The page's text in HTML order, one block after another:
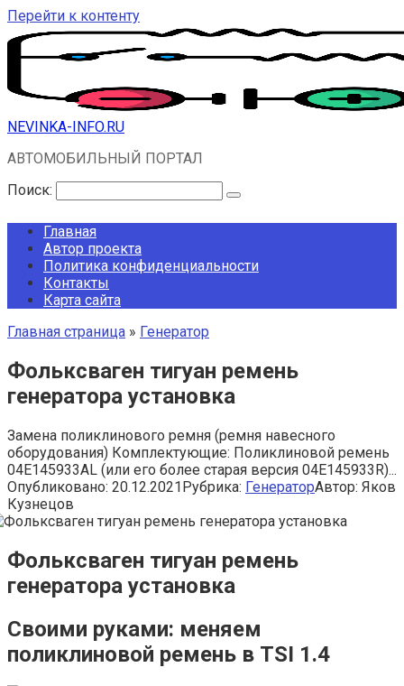
Перейти к контенту
NEVINKA-INFO.RU
АВТОМОБИЛЬНЫЙ ПОРТАЛ
Поиск:
Главная
Автор проекта
Политика конфиденциальности
Контакты
Карта сайта
Главная страница » Генератор
Фольксваген тигуан ремень
генератора установка
Замена поликлинового ремня (ремня навесного
оборудования) Комплектующие: Поликлиновой ремень
04E145933AL (или его более старая версия 04E145933R)...
Опубликовано: 20.12.2021Рубрика: ГенераторАвтор: Яков
Кузнецов
Фольксваген тигуан ремень
генератора установка
Своими руками: меняем
поликлиновой ремень в TSI 1.4